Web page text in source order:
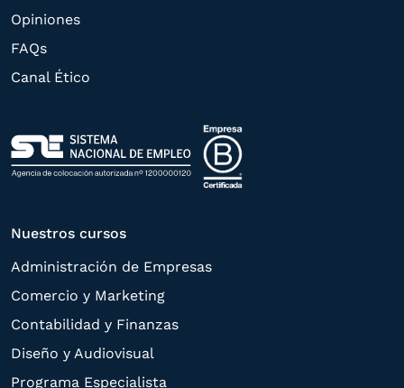
limitación, tal y como se explica en la
Política de Privacidad
Opiniones
FAQs
Canal Ético
Nuestros cursos
Administración de Empresas
Comercio y Marketing
Contabilidad y Finanzas
Diseño y Audiovisual
Programa Especialista